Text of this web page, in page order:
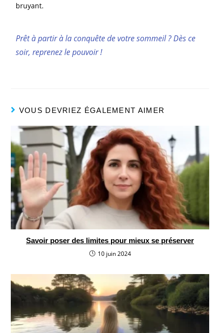
bruyant.
Prêt à partir à la conquête de votre sommeil ? Dès ce
soir, reprenez le pouvoir !
VOUS DEVRIEZ ÉGALEMENT AIMER
Savoir poser des limites pour mieux se préserver
10 juin 2024